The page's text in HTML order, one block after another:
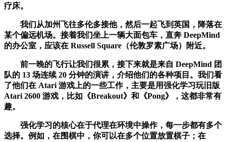
疗床。
我们从加州飞往多伦多接他，然后一起飞到英国，降落在
某个偏远机场。接着我们坐上一辆大面包车，直奔 DeepMind
的办公室，应该在 Russell Square（伦敦罗素广场）附近。
前一晚的飞行让我们很累，接下来就是来自 DeepMind 团
队的 13 场连续 20 分钟的演讲，介绍他们的各种项目。我们看
了他们在 Atari 游戏上的一些工作，主要是用强化学习玩旧版
Atari 2600 游戏，比如《Breakout》和《Pong》，这都非常有
趣。
强化学习的核心在于代理在环境中操作，每一步都有多个
选择。例如，在围棋中，你可以在多个位置放置棋子；在